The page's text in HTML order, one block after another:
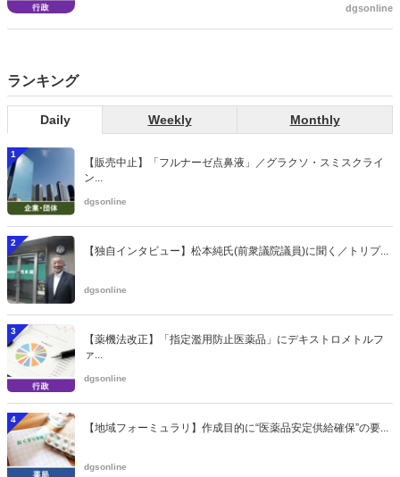
関する省令案を示し、パブコメを開始した。受診勧奨を行った後に、
dgsonline
ランキング
Daily Weekly Monthly
1
【販売中止】「フルナーゼ点鼻液」／グラクソ・スミスクライ
ン...
dgsonline
2
【独自インタビュー】松本純氏(前衆議院議員)に聞く／トリプ...
dgsonline
3
【薬機法改正】「指定濫用防止医薬品」にデキストロメトルフ
ァ...
dgsonline
4
【地域フォーミュラリ】作成目的に“医薬品安定供給確保”の要...
dgsonline